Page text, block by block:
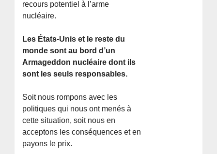
recours potentiel à l’arme
nucléaire.
Les États-Unis et le reste du
monde sont au bord d’un
Armageddon nucléaire dont ils
sont les seuls responsables.
Soit nous rompons avec les
politiques qui nous ont menés à
cette situation, soit nous en
acceptons les conséquences et en
payons le prix.